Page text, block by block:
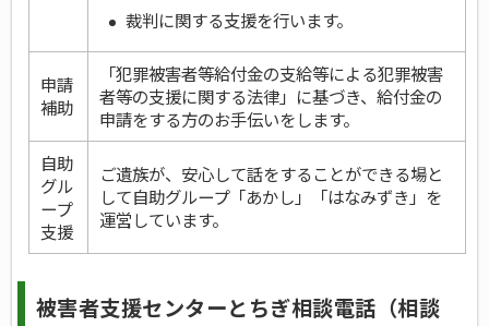
裁判に関する支援を行います。
申請
補助
「犯罪被害者等給付金の支給等による犯罪被害
者等の支援に関する法律」に基づき、給付金の
申請をする方のお手伝いをします。
自助
グル
ープ
支援
ご遺族が、安心して話をすることができる場と
して自助グループ「あかし」「はなみずき」を
運営しています。
被害者支援センターとちぎ相談電話（相談